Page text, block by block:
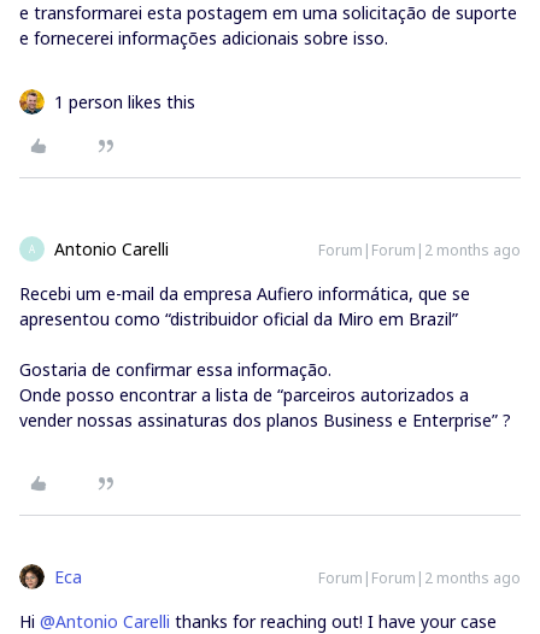
e transformarei esta postagem em uma solicitação de suporte
e fornecerei informações adicionais sobre isso.
1 person likes this
A Antonio Carelli Forum|Forum|2 months ago
Recebi um e-mail da empresa Aufiero informática, que se
apresentou como “distribuidor oficial da Miro em Brazil”
Gostaria de confirmar essa informação.
Onde posso encontrar a lista de “parceiros autorizados a
vender nossas assinaturas dos planos Business e Enterprise” ?
Eca Forum|Forum|2 months ago
Hi ​ @Antonio Carelli thanks for reaching out! I have your case